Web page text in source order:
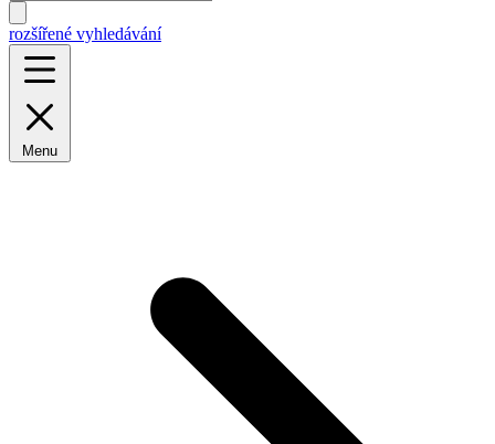
rozšířené vyhledávání
Menu